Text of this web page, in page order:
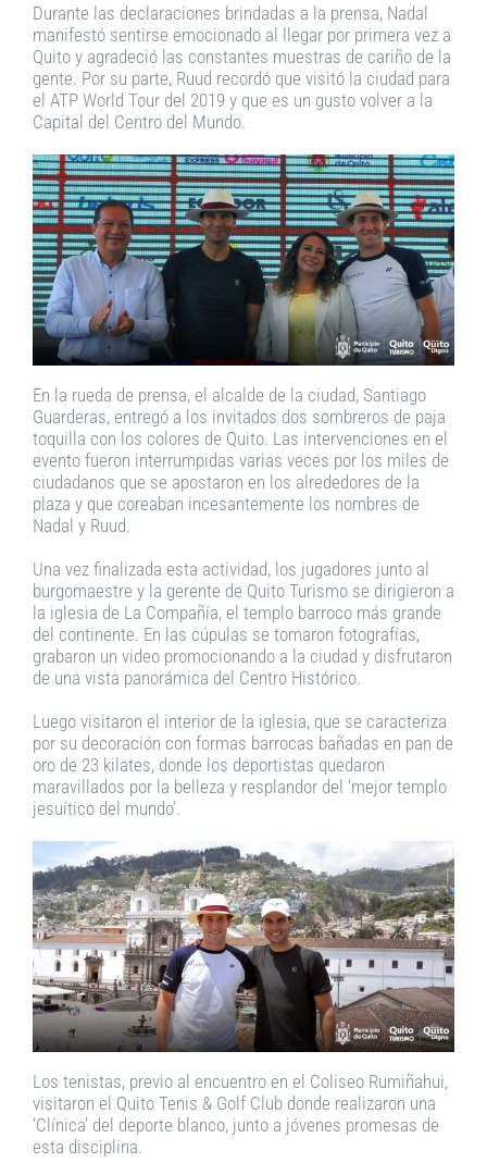
Durante las declaraciones brindadas a la prensa, Nadal
manifestó sentirse emocionado al llegar por primera vez a
Quito y agradeció las constantes muestras de cariño de la
gente. Por su parte, Ruud recordó que visitó la ciudad para
el ATP World Tour del 2019 y que es un gusto volver a la
Capital del Centro del Mundo.
En la rueda de prensa, el alcalde de la ciudad, Santiago
Guarderas, entregó a los invitados dos sombreros de paja
toquilla con los colores de Quito. Las intervenciones en el
evento fueron interrumpidas varias veces por los miles de
ciudadanos que se apostaron en los alrededores de la
plaza y que coreaban incesantemente los nombres de
Nadal y Ruud.
Una vez finalizada esta actividad, los jugadores junto al
burgomaestre y la gerente de Quito Turismo se dirigieron a
la iglesia de La Compañía, el templo barroco más grande
del continente. En las cúpulas se tomaron fotografías,
grabaron un video promocionando a la ciudad y disfrutaron
de una vista panorámica del Centro Histórico.
Luego visitaron el interior de la iglesia, que se caracteriza
por su decoración con formas barrocas bañadas en pan de
oro de 23 kilates, donde los deportistas quedaron
maravillados por la belleza y resplandor del ‘mejor templo
jesuítico del mundo’.
Los tenistas, previo al encuentro en el Coliseo Rumiñahui,
visitaron el Quito Tenis & Golf Club donde realizaron una
‘Clínica’ del deporte blanco, junto a jóvenes promesas de
esta disciplina.